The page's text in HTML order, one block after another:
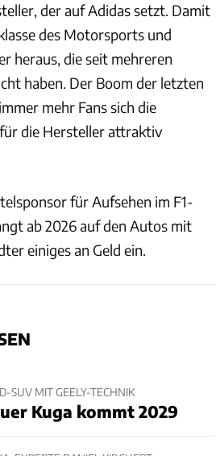
der auf Adidas setzt. Damit
des Motorsports und
heraus, die seit mehreren
haben. Der Boom der letzten
mehr Fans sich die
die Hersteller attraktiv
für Aufsehen im F1-
ab 2026 auf den Autos mit
einiges an Geld ein.
SUV MIT GEELY-TECHNIK
Kuga kommt 2029